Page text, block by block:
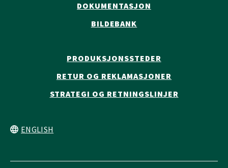
DOKUMENTASJON
BILDEBANK
PRODUKSJONSSTEDER
RETUR OG REKLAMASJONER
STRATEGI OG RETNINGSLINJER
ENGLISH